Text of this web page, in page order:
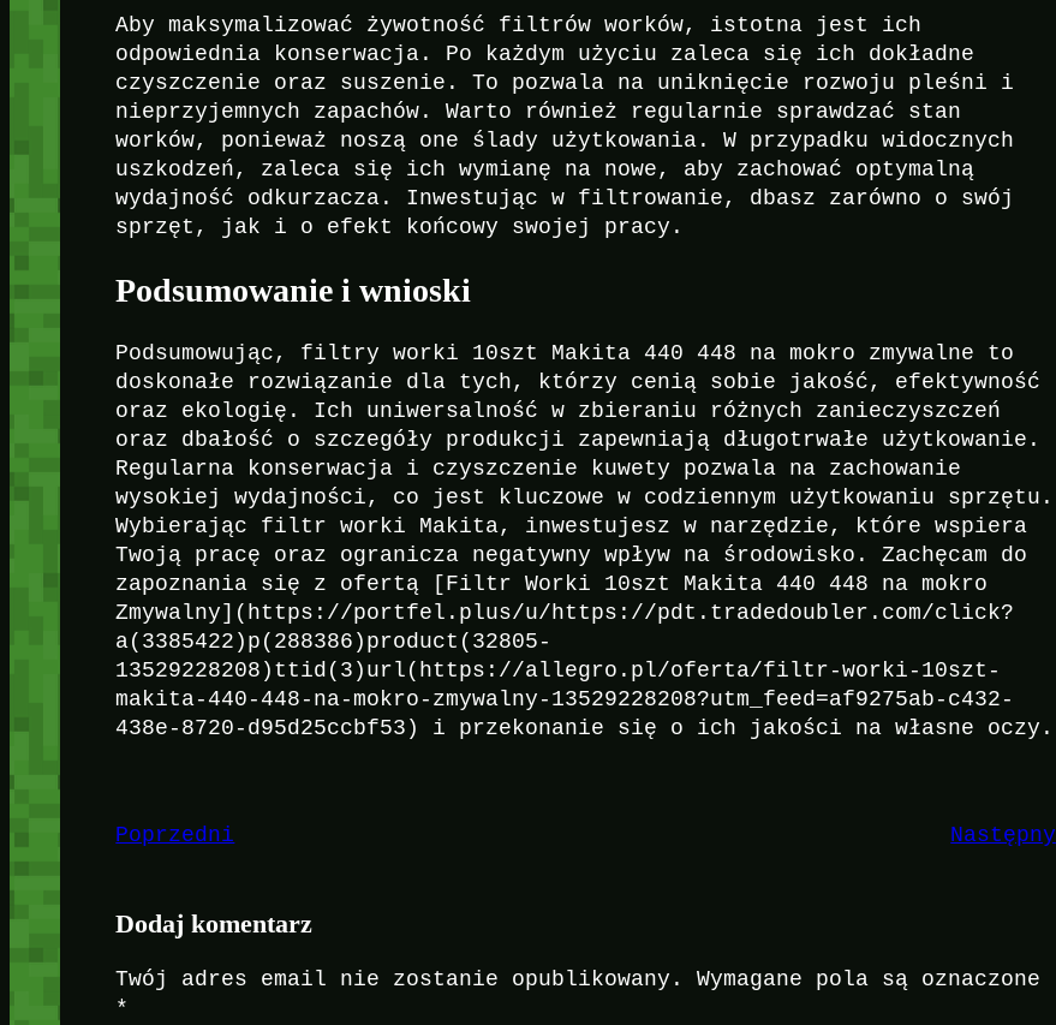
Aby maksymalizować żywotność filtrów worków, istotna jest ich
odpowiednia konserwacja. Po każdym użyciu zaleca się ich dokładne
czyszczenie oraz suszenie. To pozwala na uniknięcie rozwoju pleśni i
nieprzyjemnych zapachów. Warto również regularnie sprawdzać stan
worków, ponieważ noszą one ślady użytkowania. W przypadku widocznych
uszkodzeń, zaleca się ich wymianę na nowe, aby zachować optymalną
wydajność odkurzacza. Inwestując w filtrowanie, dbasz zarówno o swój
sprzęt, jak i o efekt końcowy swojej pracy.
Podsumowanie i wnioski
Podsumowując, filtry worki 10szt Makita 440 448 na mokro zmywalne to
doskonałe rozwiązanie dla tych, którzy cenią sobie jakość, efektywność
oraz ekologię. Ich uniwersalność w zbieraniu różnych zanieczyszczeń
oraz dbałość o szczegóły produkcji zapewniają długotrwałe użytkowanie.
Regularna konserwacja i czyszczenie kuwety pozwala na zachowanie
wysokiej wydajności, co jest kluczowe w codziennym użytkowaniu sprzętu.
Wybierając filtr worki Makita, inwestujesz w narzędzie, które wspiera
Twoją pracę oraz ogranicza negatywny wpływ na środowisko. Zachęcam do
zapoznania się z ofertą [Filtr Worki 10szt Makita 440 448 na mokro
Zmywalny](https://portfel.plus/u/https://pdt.tradedoubler.com/click?
a(3385422)p(288386)product(32805-
13529228208)ttid(3)url(https://allegro.pl/oferta/filtr-worki-10szt-
makita-440-448-na-mokro-zmywalny-13529228208?utm_feed=af9275ab-c432-
438e-8720-d95d25ccbf53) i przekonanie się o ich jakości na własne oczy.
Poprzedni Następny
Dodaj komentarz
Twój adres email nie zostanie opublikowany.
Wymagane pola są oznaczone
*